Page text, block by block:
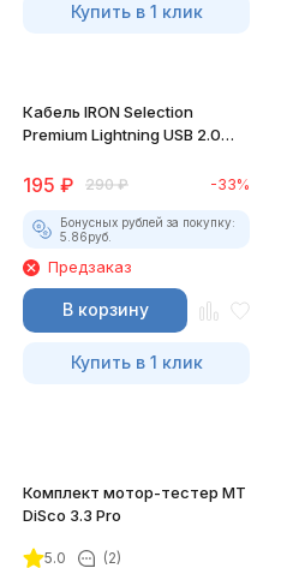
Купить в 1 клик
Кабель IRON Selection
Premium Lightning USB 2.0
195 ₽ 290 ₽ -33%
Бонусных рублей за покупку:
5.86руб.
Предзаказ
В корзину
Купить в 1 клик
Комплект мотор-тестер MT
DiSco 3.3 Pro
5.0 (2)